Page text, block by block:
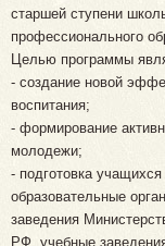
старшей ступени
профессионального
Целью программы
- создание новой
воспитания;
- формирование
молодежи;
- подготовка
образовательные
заведения
РФ, учебные